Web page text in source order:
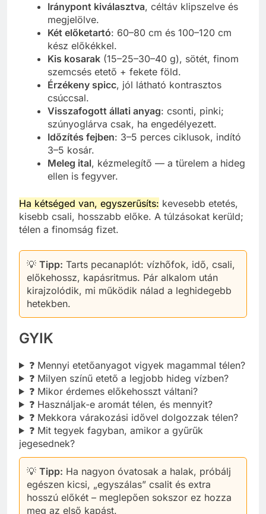
Iránypont kiválasztva, céltáv klipszelve és
megjelölve.
Két előketartó: 60–80 cm és 100–120 cm
kész előkékkel.
Kis kosarak (15–25–30–40 g), sötét, finom
szemcsés etető + fekete föld.
Érzékeny spicc, jól látható kontrasztos
csúccsal.
Visszafogott állati anyag: csonti, pinki;
szúnyoglárva csak, ha engedélyezett.
Időzítés fejben: 3–5 perces ciklusok, indító
3–5 kosár.
Meleg ital, kézmelegítő — a türelem a hideg
ellen is fegyver.
Ha kétséged van, egyszerűsíts: kevesebb etetés,
kisebb csali, hosszabb előke. A túlzásokat kerüld;
télen a finomság fizet.
💡 Tipp: Tarts pecanaplót: vízhőfok, idő, csali,
előkehossz, kapásritmus. Pár alkalom után
kirajzolódik, mi működik nálad a leghidegebb
hetekben.
GYIK
❓ Mennyi etetőanyagot vigyek magammal télen?
❓ Milyen színű etető a legjobb hideg vízben?
❓ Mikor érdemes előkehosszt váltani?
❓ Használjak-e aromát télen, és mennyit?
❓ Mekkora várakozási idővel dolgozzak télen?
❓ Mit tegyek fagyban, amikor a gyűrűk
jegesednek?
💡 Tipp: Ha nagyon óvatosak a halak, próbálj
egészen kicsi, „egyszálas” csalit és extra
hosszú előkét – meglepően sokszor ez hozza
meg az első kapást.